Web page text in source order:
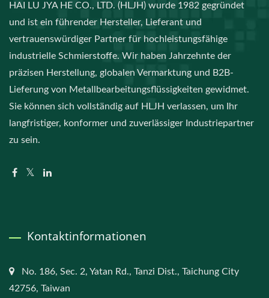
HAI LU JYA HE CO., LTD. (HLJH) wurde 1982 gegründet
und ist ein führender Hersteller, Lieferant und
vertrauenswürdiger Partner für hochleistungsfähige
industrielle Schmierstoffe. Wir haben Jahrzehnte der
präzisen Herstellung, globalen Vermarktung und B2B-
Lieferung von Metallbearbeitungsflüssigkeiten gewidmet.
Sie können sich vollständig auf HLJH verlassen, um Ihr
langfristiger, konformer und zuverlässiger Industriepartner
zu sein.
Kontaktinformationen
No. 186, Sec. 2, Yatan Rd., Tanzi Dist., Taichung City
42756, Taiwan